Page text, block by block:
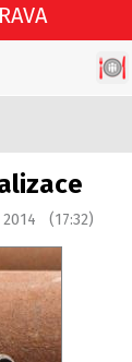
(17:32)